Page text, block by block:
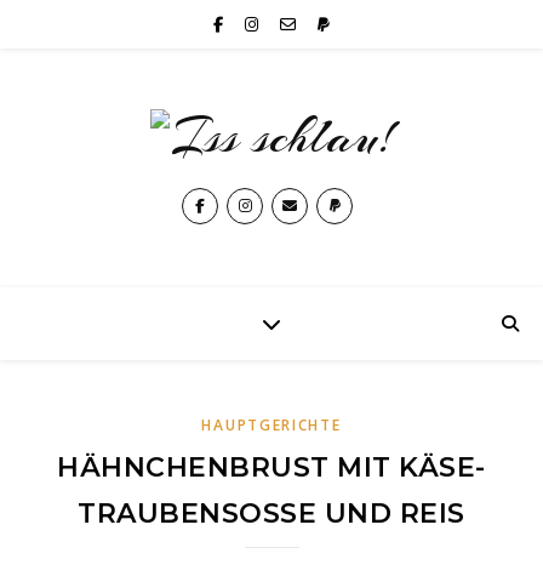
HAUPTGERICHTE
HÄHNCHENBRUST MIT KÄSE-
TRAUBENSOSSE UND REIS